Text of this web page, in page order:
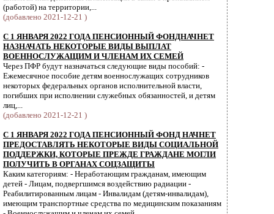
(работой) на территории,...
(добавлено 2021-12-21 )
С 1 ЯНВАРЯ 2022 ГОДА ПЕНСИОННЫЙ ФОНДНАЧНЕТ
НАЗНАЧАТЬ НЕКОТОРЫЕ ВИДЫ ВЫПЛАТ
ВОЕННОСЛУЖАЩИМ И ЧЛЕНАМ ИХ СЕМЕЙ
Через ПФР будут назначаться следующие виды пособий: -
Ежемесячное пособие детям военнослужащих сотрудников
некоторых федеральных органов исполнительной власти,
погибших при исполнении служебных обязанностей, и детям
лиц,...
(добавлено 2021-12-21 )
С 1 ЯНВАРЯ 2022 ГОДА ПЕНСИОННЫЙ ФОНД НАЧНЕТ
ПРЕДОСТАВЛЯТЬ НЕКОТОРЫЕ ВИДЫ СОЦИАЛЬНОЙ
ПОДДЕРЖКИ, КОТОРЫЕ ПРЕЖДЕ ГРАЖДАНЕ МОГЛИ
ПОЛУЧИТЬ В ОРГАНАХ СОЦЗАЩИТЫ
Каким категориям: - Неработающим гражданам, имеющим
детей - Лицам, подвергшимся воздействию радиации -
Реабилитированным лицам - Инвалидам (детям-инвалидам),
имеющим транспортные средства по медицинским показаниям